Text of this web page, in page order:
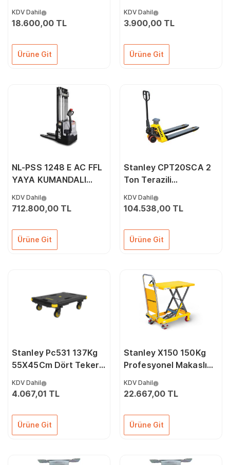
KDV Dahil
18.600,00 TL
Ürüne Git
KDV Dahil
3.900,00 TL
Ürüne Git
NL-PSS 1248 E AC FFL
YAYA KUMANDALI
KDV Dahil
712.800,00 TL
Ürüne Git
Stanley CPT20SCA 2
Ton Terazili
Transpalet
KDV Dahil
104.538,00 TL
Ürüne Git
Stanley Pc531 137Kg
55X45Cm Dört Tekerli
Arabası
KDV Dahil
4.067,01 TL
Ürüne Git
Stanley X150 150Kg
Profesyonel Makaslı
KDV Dahil
22.667,00 TL
Ürüne Git